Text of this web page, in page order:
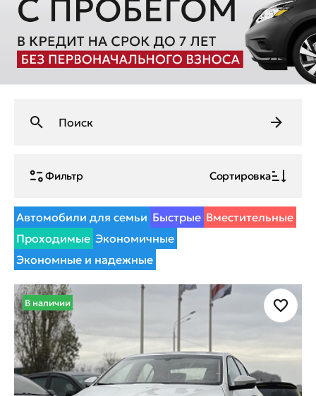
Фильтр Сортировка
Автомобили для семьи Быстрые Вместительные
Проходимые Экономичные
Экономные и надежные
В наличии